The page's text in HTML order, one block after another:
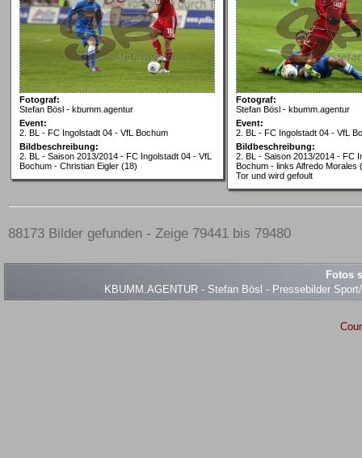
Fotograf:
Stefan Bösl - kbumm.agentur
Event:
2. BL - FC Ingolstadt 04 - VfL Bochum
Bildbeschreibung:
2. BL - Saison 2013/2014 - FC Ingolstadt 04 - VfL
Bochum - Christian Eigler (18)
Fotograf:
Stefan Bösl - kbumm.agentur
Event:
2. BL - FC Ingolstadt 04 - VfL
Bildbeschreibung:
2. BL - Saison 2013/2014 - FC
Bochum - links Alfredo Morales
Tor und wird gefoult
88173 Bilder gefunden - Zeige 79441 bis 79480
Fotos
KBUMM.AGENTUR - Stefan Bösl - Pressebilder